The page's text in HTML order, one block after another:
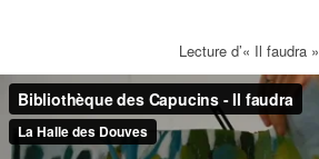
Lecture d’« Il faudra »